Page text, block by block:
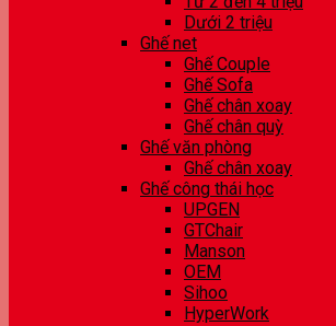
Dưới 2 triệu
Ghế net
Ghế Couple
Ghế Sofa
Ghế chân xoay
Ghế chân quỳ
Ghế văn phòng
Ghế chân xoay
Ghế công thái học
UPGEN
GTChair
Manson
OEM
Sihoo
HyperWork